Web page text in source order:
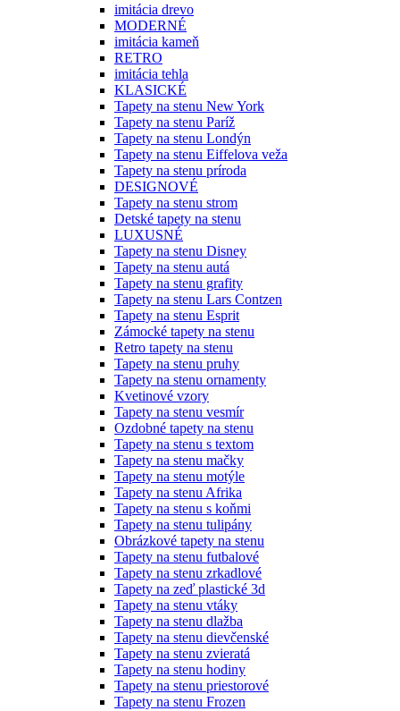
imitácia drevo
MODERNÉ
imitácia kameň
RETRO
imitácia tehla
KLASICKÉ
Tapety na stenu New York
Tapety na stenu Paríž
Tapety na stenu Londýn
Tapety na stenu Eiffelova veža
Tapety na stenu príroda
DESIGNOVÉ
Tapety na stenu strom
Detské tapety na stenu
LUXUSNÉ
Tapety na stenu Disney
Tapety na stenu autá
Tapety na stenu grafity
Tapety na stenu Lars Contzen
Tapety na stenu Esprit
Zámocké tapety na stenu
Retro tapety na stenu
Tapety na stenu pruhy
Tapety na stenu ornamenty
Kvetinové vzory
Tapety na stenu vesmír
Ozdobné tapety na stenu
Tapety na stenu s textom
Tapety na stenu mačky
Tapety na stenu motýle
Tapety na stenu Afrika
Tapety na stenu s koňmi
Tapety na stenu tulipány
Obrázkové tapety na stenu
Tapety na stenu futbalové
Tapety na stenu zrkadlové
Tapety na zeď plastické 3d
Tapety na stenu vtáky
Tapety na stenu dlažba
Tapety na stenu dievčenské
Tapety na stenu zvieratá
Tapety na stenu hodiny
Tapety na stenu priestorové
Tapety na stenu Frozen